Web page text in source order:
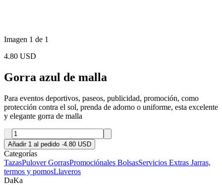
Imagen 1 de 1
4.80 USD
Gorra azul de malla
Para eventos deportivos, paseos, publicidad, promoción, como
protección contra el sol, prenda de adorno o uniforme, esta excelente
y elegante gorra de malla
Añadir 1 al pedido ·4.80 USD
Categorías
TazasPuloverGorrasPromociónales BolsasServicios Extras Jarras,
termos y pomosLlaveros
DaKa